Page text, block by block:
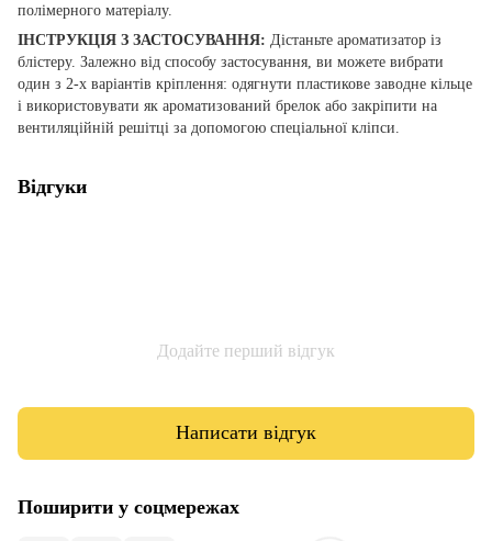
полімерного матеріалу.
ІНСТРУКЦІЯ З ЗАСТОСУВАННЯ: Дістаньте ароматизатор із
блістеру. Залежно від способу застосування, ви можете вибрати
один з 2-х варіантів кріплення: одягнути пластикове заводне кільце
і використовувати як ароматизований брелок або закріпити на
вентиляційній решітці за допомогою спеціальної кліпси.
Відгуки
Додайте перший відгук
Написати відгук
Поширити у соцмережах